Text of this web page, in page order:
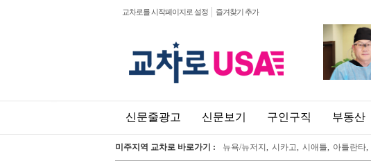
교차로를 시작페이지로 설정 즐겨찾기 추가
신문줄광고 신문보기 구인구직 부동산
미주지역 교차로 바로가기 : 뉴욕/뉴저지 , 시카고, 시애틀, 아틀란타,